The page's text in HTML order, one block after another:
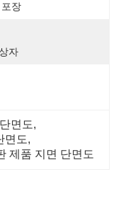
장
자
면도,
면도,
제품 지면 단면도